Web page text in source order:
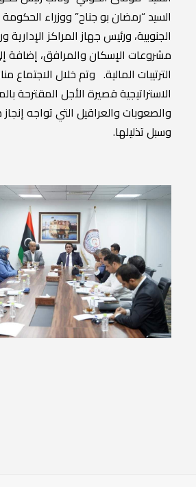
السيد “رمضان بو جناح” ووزراء
الجنوبية، ورئيس جهاز المراكز الإدارية
مشروعات الإسكان والمرافق، إضافة
الترتيبات المالية. وتم خلال
الاستراتيجية قصيرة الأجل المقترحة
والصعوبات والعراقيل التي تواجه
وسبل تذليلها.